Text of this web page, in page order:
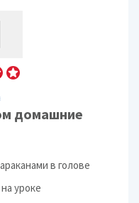
домашние
в голове
уроке